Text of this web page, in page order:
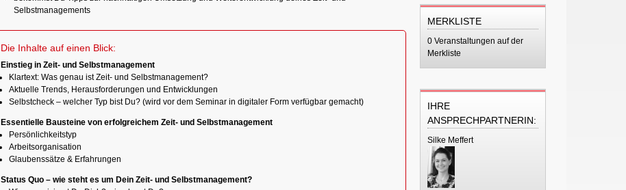
Selbstmanagements
Die Inhalte auf einen Blick:
Einstieg in Zeit- und Selbstmanagement
Klartext: Was genau ist Zeit- und Selbstmanagement?
Aktuelle Trends, Herausforderungen und Entwicklungen
Selbstcheck – welcher Typ bist Du? (wird vor dem Seminar in digitaler Form verfügbar gemacht)
Essentielle Bausteine von erfolgreichem Zeit- und Selbstmanagement
Persönlichkeitstyp
Arbeitsorganisation
Glaubenssätze & Erfahrungen
Status Quo – wie steht es um Dein Zeit- und Selbstmanagement?
MERKLISTE
0 Veranstaltungen auf der
Merkliste
IHRE
ANSPRECHPARTNERIN:
Silke Meffert